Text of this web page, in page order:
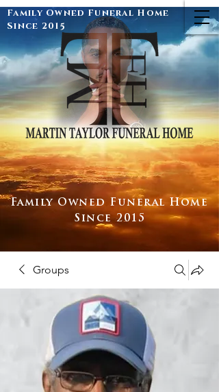
Family Owned Funeral Home
Since 2015
Family Owned Funeral Home
Since 2015
Groups